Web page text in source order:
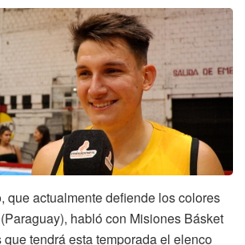
que actualmente defiende los colores
habló con Misiones Básket
tendrá esta temporada el elenco